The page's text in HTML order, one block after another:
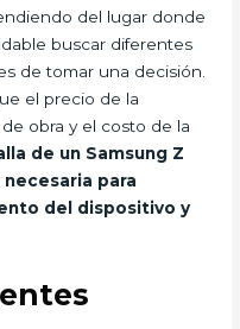
del lugar donde
buscar diferentes
de tomar una decisión.
el precio de la
obra y el costo de la
de un Samsung Z
para
del dispositivo y